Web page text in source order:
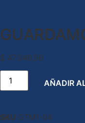
$ 47.046,56
AÑADIR
SKU GTM1-04